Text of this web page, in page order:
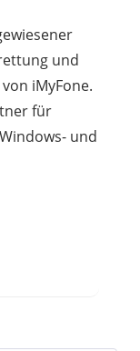
und
iMyFone.
für
und